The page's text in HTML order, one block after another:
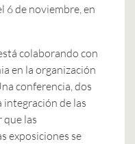
6 de noviembre, en
colaborando con
en la organización
conferencia, dos
integración de las
que las
exposiciones se